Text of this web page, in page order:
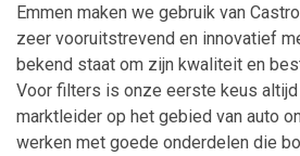
Emmen maken we gebruik van
zeer vooruitstrevend en innovatief
bekend staat om zijn kwaliteit en
Voor filters is onze eerste keus altijd
marktleider op het gebied van auto
werken met goede onderdelen die